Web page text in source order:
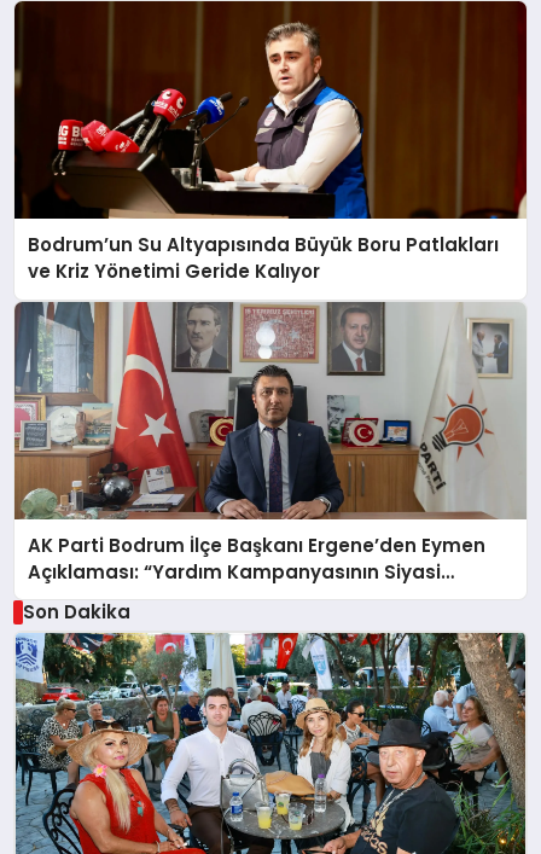
Bodrum’un Su Altyapısında Büyük Boru Patlakları
ve Kriz Yönetimi Geride Kalıyor
AK Parti Bodrum İlçe Başkanı Ergene’den Eymen
Açıklaması: “Yardım Kampanyasının Siyasi
Malzeme Yapılmasını Kınıyorum”
Son Dakika